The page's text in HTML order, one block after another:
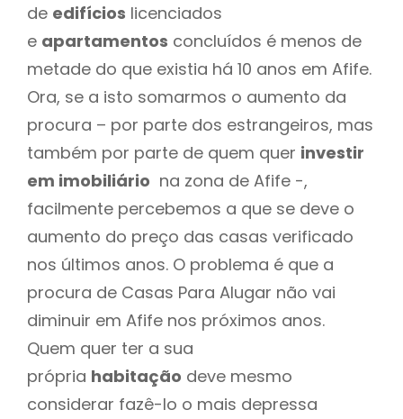
de edifícios licenciados
e apartamentos concluídos é menos de
metade do que existia há 10 anos em Afife.
Ora, se a isto somarmos o aumento da
procura – por parte dos estrangeiros, mas
também por parte de quem quer investir
em imobiliário na zona de Afife -,
facilmente percebemos a que se deve o
aumento do preço das casas verificado
nos últimos anos. O problema é que a
procura de Casas Para Alugar não vai
diminuir em Afife nos próximos anos.
Quem quer ter a sua
própria habitação deve mesmo
considerar fazê-lo o mais depressa